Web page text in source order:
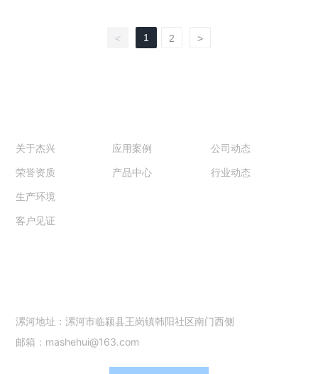
< 1 2 >
关于杰兴
荣誉资质
生产环境
客户见证
应用案例
产品中心
公司动态
行业动态
漯河地址：漯河市临颍县王岗镇韩阳社区南门西侧
邮箱：mashehui@163.com